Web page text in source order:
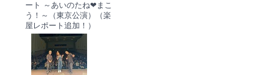
ート ～あいのたね❤まこ
う！～（東京公演）（楽
屋レポート追加！）